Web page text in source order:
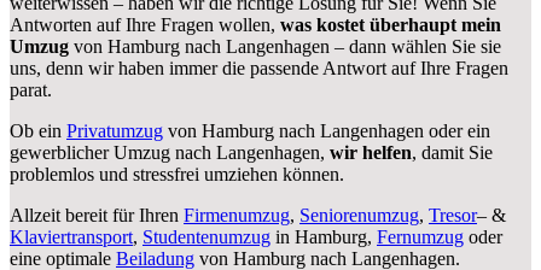
Antworten auf Ihre Fragen wollen, was kostet überhaupt mein
Umzug von Hamburg nach Langenhagen – dann wählen Sie sie
uns, denn wir haben immer die passende Antwort auf Ihre Fragen
parat.
Ob ein Privatumzug von Hamburg nach Langenhagen oder ein
gewerblicher Umzug nach Langenhagen, wir helfen, damit Sie
problemlos und stressfrei umziehen können.
Allzeit bereit für Ihren Firmenumzug, Seniorenumzug, Tresor– &
Klaviertransport, Studentenumzug in Hamburg, Fernumzug oder
eine optimale Beiladung von Hamburg nach Langenhagen.